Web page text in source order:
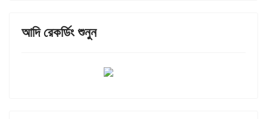
আদি রেকর্ডিং শুনুন